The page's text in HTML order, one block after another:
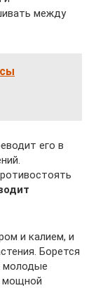
между
его в
и калием, и
Борется
молодые
мощной